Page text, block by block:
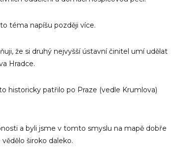
téma napíšu později více.
že si druhý nejvyšší ústavní činitel umí udělat
Hradce.
historicky patřilo po Praze (vedle Krumlova)
a byli jsme v tomto smyslu na mapě dobře
široko daleko.